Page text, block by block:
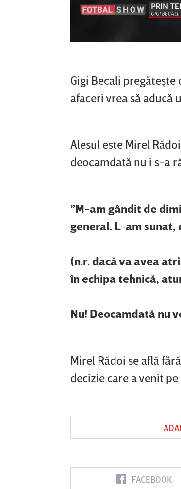
Gigi Becali
afaceri vrea să aducă
Alesul este Mirel
deocamdată nu i s-a
”M-am gândit de
general. L-am sunat,
(n.r. dacă va avea
în echipa tehnică,
Nu! Deocamdată nu
Mirel Rădoi se află
decizie care a venit
FACEBOOK